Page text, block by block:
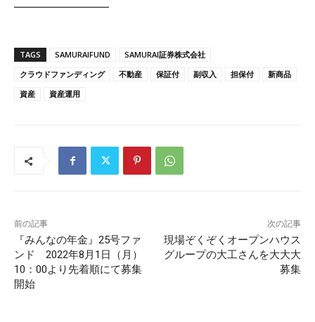
━━━━━━━━━
TAGS SAMURAIFUND
SAMURAI証券株式会社
クラウドファンディング
不動産 保証付 副収入 担保付
新商品
資産
資産運用
前の記事
『みんなの年金』25号ファ
ンド 2022年8月1日（月）
10：00より先着順にて募集
開始
次の記事
現場ぞくぞくオープンハウス
グループの大工さんを大大大
募集